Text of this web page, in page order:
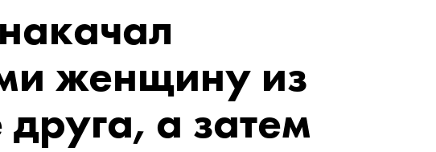
женщину из
друга, а затем